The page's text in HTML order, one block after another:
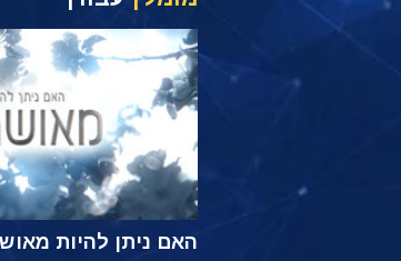
האם ניתן להיות